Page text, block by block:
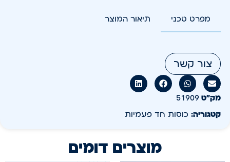
מפרט טכני תיאור המוצר
צור קשר
מק״ט 51909
קטגוריה: כוסות חד פעמיות
מוצרים דומים